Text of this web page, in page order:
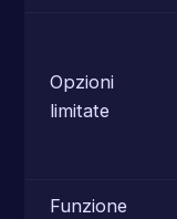
Opzioni
limitate
Funzione